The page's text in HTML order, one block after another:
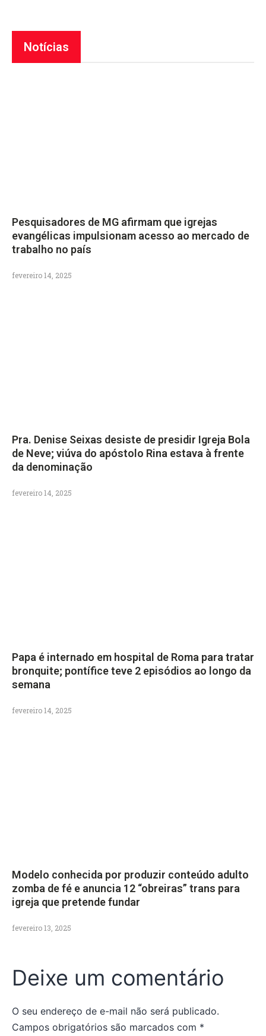
Notícias
Pesquisadores de MG afirmam que igrejas
evangélicas impulsionam acesso ao mercado de
trabalho no país
fevereiro 14, 2025
Pra. Denise Seixas desiste de presidir Igreja Bola
de Neve; viúva do apóstolo Rina estava à frente
da denominação
fevereiro 14, 2025
Papa é internado em hospital de Roma para tratar
bronquite; pontífice teve 2 episódios ao longo da
semana
fevereiro 14, 2025
Modelo conhecida por produzir conteúdo adulto
zomba de fé e anuncia 12 “obreiras” trans para
igreja que pretende fundar
fevereiro 13, 2025
Deixe um comentário
O seu endereço de e-mail não será publicado.
Campos obrigatórios são marcados com *